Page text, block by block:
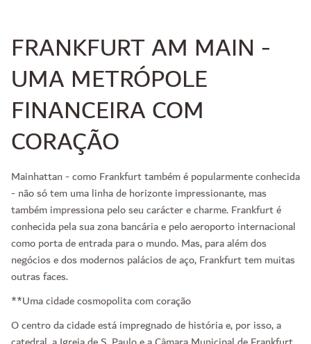
FRANKFURT AM MAIN -
UMA METRÓPOLE
FINANCEIRA COM
CORAÇÃO
Mainhattan - como Frankfurt também é popularmente conhecida
- não só tem uma linha de horizonte impressionante, mas
também impressiona pelo seu carácter e charme. Frankfurt é
conhecida pela sua zona bancária e pelo aeroporto internacional
como porta de entrada para o mundo. Mas, para além dos
negócios e dos modernos palácios de aço, Frankfurt tem muitas
outras faces.
**Uma cidade cosmopolita com coração
O centro da cidade está impregnado de história e, por isso, a